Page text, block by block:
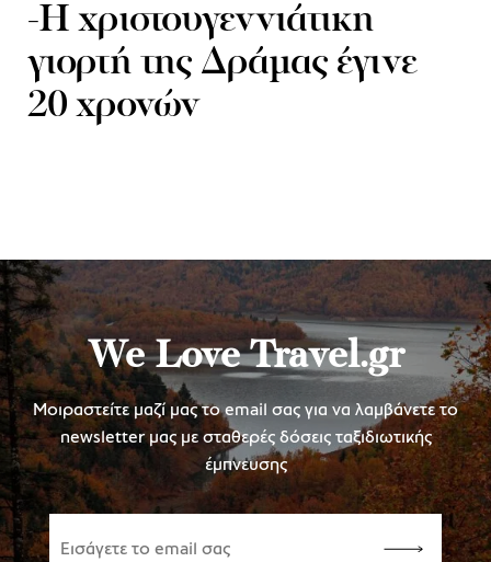
-Η χριστουγεννιάτικη
γιορτή της Δράμας έγινε
20 χρονών
We Love Travel.gr
Μοιραστείτε μαζί μας το email σας για να λαμβάνετε το
newsletter μας με σταθερές δόσεις ταξιδιωτικής
έμπνευσης